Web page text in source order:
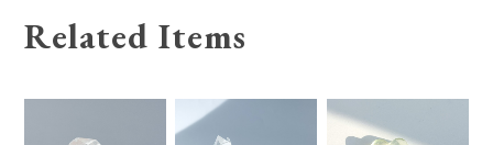
Related Items